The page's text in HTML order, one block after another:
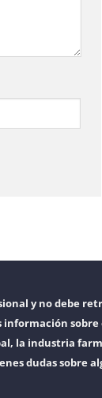
y no debe
sobre
la industria
dudas sobre